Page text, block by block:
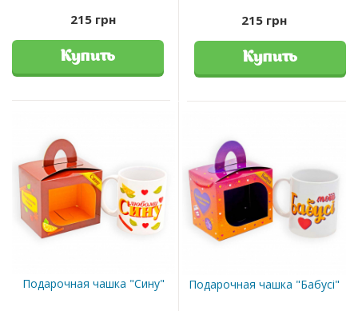
215 грн
Купить
215 грн
Купить
Подарочная чашка "Сину" Подарочная чашка "Бабусі"